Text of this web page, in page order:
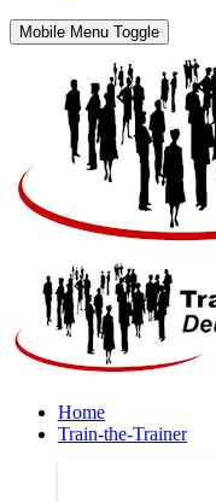
Mobile Menu Toggle
Home
Train-the-Trainer